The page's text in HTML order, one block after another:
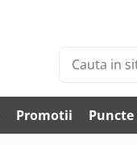
Promotii